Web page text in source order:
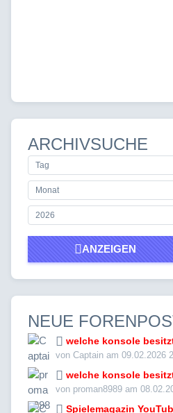
ARCHIVSUCHE
ANZEIGEN
NEUE
welche konsole
von Captain am 09.02.2026
welche konsole
von proman8989 am
Spielemagazin